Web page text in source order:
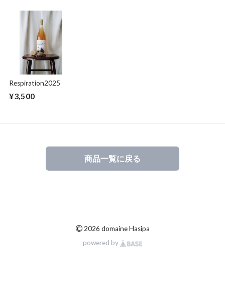
Respiration2025
¥3,500
商品一覧に戻る
© 2026 domaine Hasipa
powered by